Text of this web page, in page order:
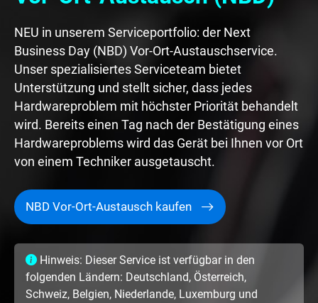
NEU in unserem Serviceportfolio: der Next
Business Day (NBD) Vor-Ort-Austauschservice.
Unser spezialisiertes Serviceteam bietet
Unterstützung und stellt sicher, dass jedes
Hardwareproblem mit höchster Priorität behandelt
wird. Bereits einen Tag nach der Bestätigung eines
Hardwareproblems wird das Gerät bei Ihnen vor Ort
von einem Techniker ausgetauscht.
NBD Vor-Ort-Austausch kaufen
Hinweis: Dieser Service ist verfügbar in den
folgenden Ländern: Deutschland, Österreich,
Schweiz, Belgien, Niederlande, Luxemburg und